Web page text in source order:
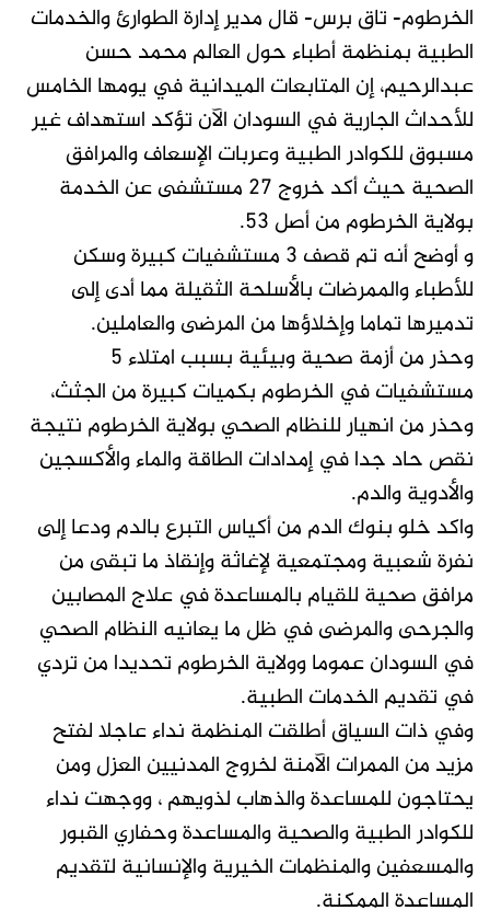
الخرطوم- تاق برس- قال مدير إدارة الطوارئ والخدمات
الطبية بمنظمة أطباء حول العالم محمد حسن
عبدالرحيم، إن المتابعات الميدانية في يومها الخامس
للأحداث الجارية في السودان الآن تؤكد استهداف غير
مسبوق للكوادر الطبية وعربات الإسعاف والمرافق
الصحية حيث أكد خروج ٢٧ مستشفى عن الخدمة
بولاية الخرطوم من أصل ٥٣.
و أوضح أنه تم قصف ٣ مستشفيات كبيرة وسكن
للأطباء والممرضات بالأسلحة الثقيلة مما أدى إلى
تدميرها تماما وإخلاؤها من المرضى والعاملين.
وحذر من أزمة صحية وبيئية بسبب امتلاء 5
مستشفيات في الخرطوم بكميات كبيرة من الجثث،
وحذر من انهيار للنظام الصحي بولاية الخرطوم نتيجة
نقص حاد جدا في إمدادات الطاقة والماء والأكسجين
والأدوية والدم.
واكد خلو بنوك الدم من أكياس التبرع بالدم ودعا إلى
نفرة شعبية ومجتمعية لإغاثة وإنقاذ ما تبقى من
مرافق صحية للقيام بالمساعدة في علاج المصابين
والجرحى والمرضى في ظل ما يعانيه النظام الصحي
في السودان عموما وولاية الخرطوم تحديدا من تردي
في تقديم الخدمات الطبية.
وفي ذات السياق أطلقت المنظمة نداء عاجلا لفتح
مزيد من الممرات الآمنة لخروج المدنيين العزل ومن
يحتاجون للمساعدة والذهاب لذويهم ، ووجهت نداء
للكوادر الطبية والصحية والمساعدة وحفاري القبور
والمسعفين والمنظمات الخيرية والإنسانية لتقديم
المساعدة الممكنة.